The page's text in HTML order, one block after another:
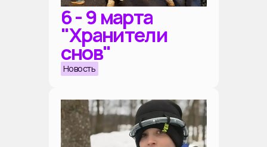
6 - 9 марта
"Хранители
снов"
Новость